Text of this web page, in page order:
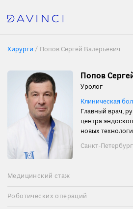
Хирурги / Попов Сергей Валерьевич
Попов
Уролог
Клиническая
Главный врач,
центра
новых
Санкт-Петербург
Медицинский стаж
Роботических операций